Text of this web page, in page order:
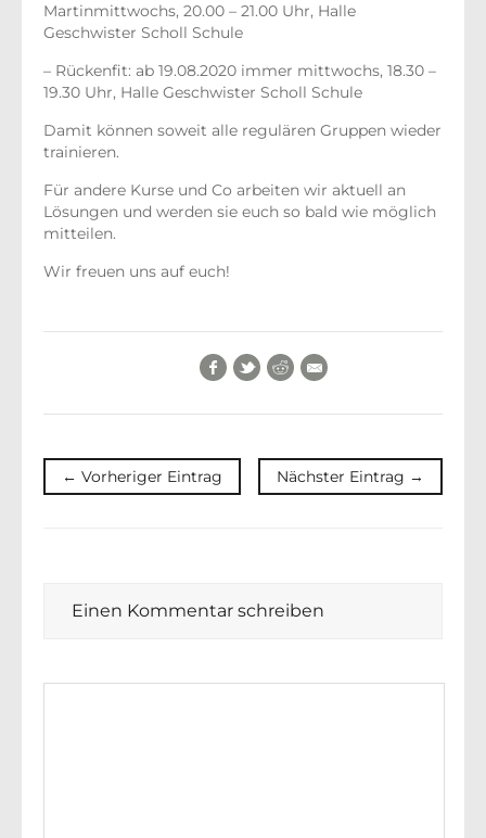
Martinmittwochs, 20.00 – 21.00 Uhr, Halle
Geschwister Scholl Schule
– Rückenfit: ab 19.08.2020 immer mittwochs, 18.30 –
19.30 Uhr, Halle Geschwister Scholl Schule
Damit können soweit alle regulären Gruppen wieder
trainieren.
Für andere Kurse und Co arbeiten wir aktuell an
Lösungen und werden sie euch so bald wie möglich
mitteilen.
Wir freuen uns auf euch!
Facebook
TwitterReddit
← Vorheriger Eintrag Nächster Eintrag →
Einen Kommentar schreiben